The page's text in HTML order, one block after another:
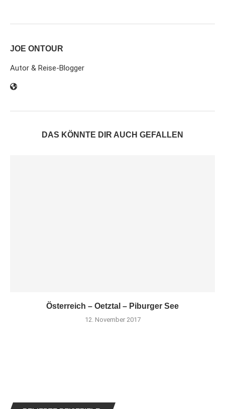
JOE ONTOUR
Autor & Reise-Blogger
DAS KÖNNTE DIR AUCH GEFALLEN
Österreich – Oetztal – Piburger See
12. November 2017